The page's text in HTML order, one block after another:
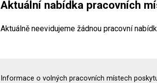
Aktuální nabídka pracovních
Aktuálně neevidujeme žádnou pracovní
Informace o volných pracovních místech